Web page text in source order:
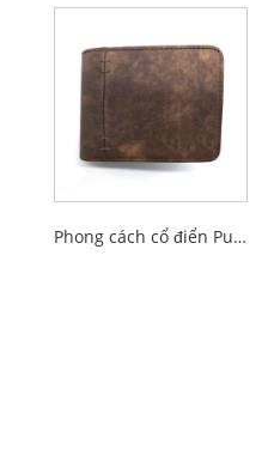
Phong cách cổ điển Pu Bifold Wallets for Men